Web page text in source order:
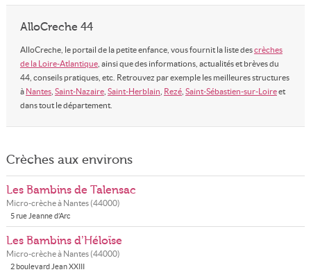
AlloCreche 44
AlloCreche, le portail de la petite enfance, vous fournit la liste descrèches
de la Loire-Atlantique, ainsi que des informations, actualités et brèves du
44, conseils pratiques, etc. Retrouvez par exemple les meilleures structures
à Nantes, Saint-Nazaire, Saint-Herblain Rezé, Saint-Sébastien-sur-Loireet
dans tout le département.
Crèches aux environs
Les Bambins de Talensac
Micro-crèche à Nantes(44000)
5 rue Jeanne d’Arc
Les Bambins d’Héloïse
Micro-crèche à Nantes(44000)
2 boulevard Jean XXIII